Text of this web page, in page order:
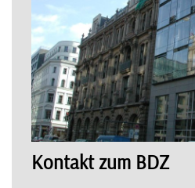
Kontakt zum BDZ